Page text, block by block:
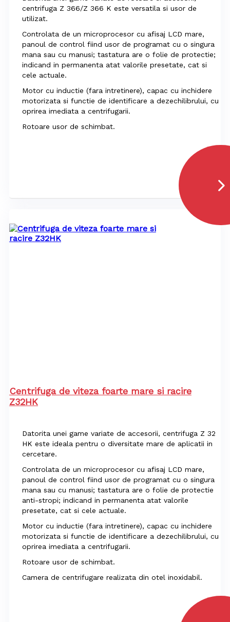
centrifuga Z 366/Z 366 K este versatila si usor de
utilizat.
Controlata de un microprocesor cu afisaj LCD mare,
panoul de control fiind usor de programat cu o singura
mana sau cu manusi; tastatura are o folie de protectie;
indicand in permanenta atat valorile presetate, cat si
cele actuale.
Motor cu inductie (fara intretinere), capac cu inchidere
motorizata si functie de identificare a dezechilibrului, cu
oprirea imediata a centrifugarii.
Rotoare usor de schimbat.
Centrifuga de viteza foarte mare si racire
Z32HK
Datorita unei game variate de accesorii, centrifuga Z 32
HK este ideala pentru o diversitate mare de aplicatii in
cercetare.
Controlata de un microprocesor cu afisaj LCD mare,
panoul de control fiind usor de programat cu o singura
mana sau cu manusi; tastatura are o folie de protectie
anti-stropi; indicand in permanenta atat valorile
presetate, cat si cele actuale.
Motor cu inductie (fara intretinere), capac cu inchidere
motorizata si functie de identificare a dezechilibrului, cu
oprirea imediata a centrifugarii.
Rotoare usor de schimbat.
Camera de centrifugare realizata din otel inoxidabil.